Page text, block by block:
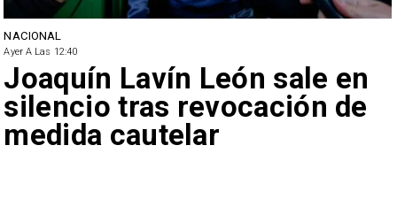
NACIONAL
Ayer A Las 12:40
Joaquín Lavín León sale en
silencio tras revocación de
medida cautelar